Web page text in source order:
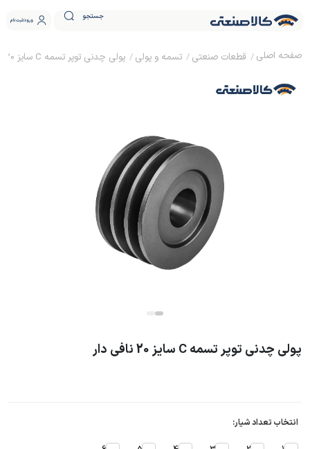
جستجو ورود ثبت نام
قطعات صنعتی تسمه و پولی پولی چدنی توپر تسمه C سایز 20 نافی دار
پولی چدنی توپر تسمه C سایز 20 نافی دار
انتخاب تعداد شیار: